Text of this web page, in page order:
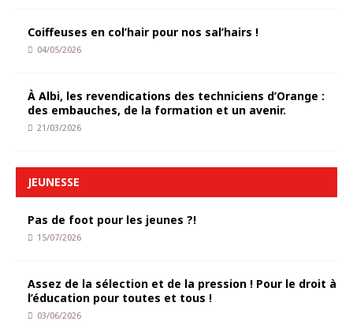
Coiffeuses en col’hair pour nos sal’hairs !
04/05/2026
À Albi, les revendications des techniciens d’Orange :
des embauches, de la formation et un avenir.
21/03/2026
JEUNESSE
Pas de foot pour les jeunes ?!
15/07/2026
Assez de la sélection et de la pression ! Pour le droit à
l’éducation pour toutes et tous !
03/06/2026